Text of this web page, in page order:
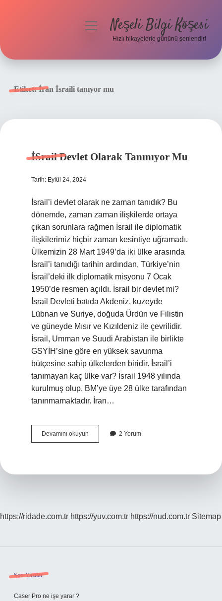
menüyüNeşeli Bilgi Köşesi
Hızlı hikayelerle gününü şenlendir!
Etiket:İran İsraili tanıyor mu
İSrail Devlet Olarak Tanınıyor Mu
Tarih: Eylül 24, 2024
İsrail’i devlet olarak ne zaman tanıdık? Bu
dönemde, zaman zaman ilişkilerde ortaya
çıkan sorunlara rağmen İsrail ile diplomatik
ilişkilerimiz hiçbir zaman kesintiye uğramadı.
Ülkemizin 28 Mart 1949’da iki ülke arasında
İsrail’i tanıdığı tarihin ardından, Türkiye’nin
İsrail’deki ilk diplomatik misyonu 7 Ocak
1950’de resmen açıldı. İsrail bir devlet mi?
İsrail Devleti batıda Akdeniz, kuzeyde
Lübnan ve Suriye, doğuda Ürdün ve Filistin
ve güneyde Mısır ve Kızıldeniz ile çevrilidir.
İsrail, Umman ve Suudi Arabistan ile birlikte
GSYİH’sine göre en yüksek savunma
bütçesine sahip ülkelerden biridir. İsrail’i
tanımayan kaç ülke var? İsrail 1948 yılında
kurulmuş olup, BM’ye üye 28 ülke tarafından
tanınmamaktadır. İran…
Devamını okuyun
Devlet
2 Yorum
https://ridade.com.tr https://yuv.com.tr https://nud.com.tr Sitemap
Sidebar
Son Yazılar
Caser Pro ne işe yarar ?